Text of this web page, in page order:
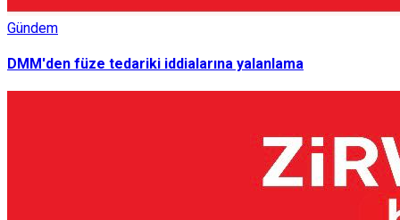
Gündem
DMM'den füze tedariki iddialarına yalanlama